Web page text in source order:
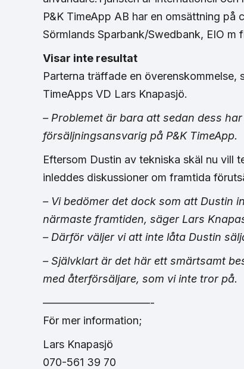
P&K TimeApp AB har en omsättning på
Sörmlands Sparbank/Swedbank, EIO m
Visar inte resultat
Parterna träffade en överenskommelse,
TimeApps VD Lars Knapasjö.
– Problemet är bara att sedan dess
försäljningsansvarig på P&K TimeApp.
Eftersom Dustin av tekniska skäl nu vill
inleddes diskussioner om framtida
– Vi bedömer det dock som att Dustin
närmaste framtiden, säger Lars
– Därför väljer vi att inte låta Dustin
– Självklart är det här ett smärtsamt
med återförsäljare, som vi inte tror på.
——————————-
För mer information;
Lars Knapasjö
070-561 39 70